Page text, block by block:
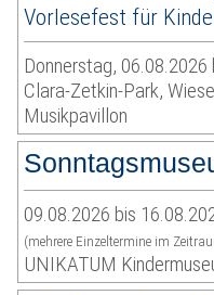
Vorlesefest für
Donnerstag,
Clara-Zetkin-Park,
Musikpavillon
09.08.2026 bis
(mehrere Einzeltermine im
UNIKATUM